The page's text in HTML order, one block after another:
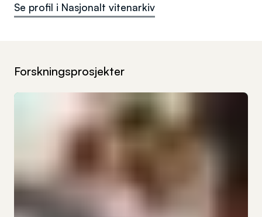
Se profil i Nasjonalt vitenarkiv
Forskningsprosjekter